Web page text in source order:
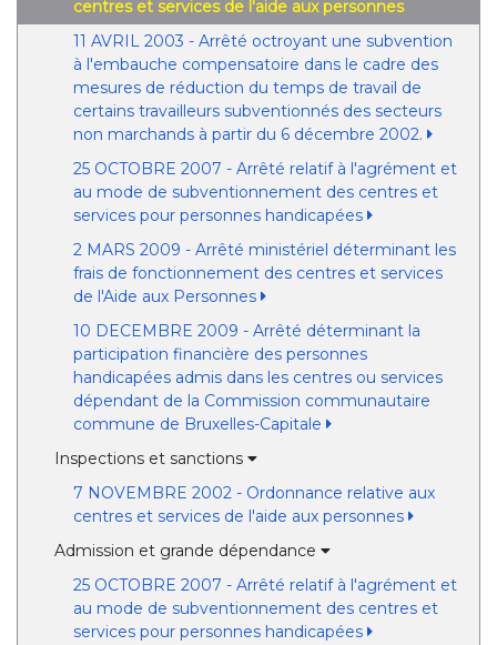
centres et services de l'aide aux personnes
11 AVRIL 2003 - Arrêté octroyant une subvention
à l'embauche compensatoire dans le cadre des
mesures de réduction du temps de travail de
certains travailleurs subventionnés des secteurs
non marchands à partir du 6 décembre 2002.
25 OCTOBRE 2007 - Arrêté relatif à l'agrément et
au mode de subventionnement des centres et
services pour personnes handicapées
2 MARS 2009 - Arrêté ministériel déterminant les
frais de fonctionnement des centres et services
de l'Aide aux Personnes
10 DECEMBRE 2009 - Arrêté déterminant la
participation financière des personnes
handicapées admis dans les centres ou services
dépendant de la Commission communautaire
commune de Bruxelles-Capitale
Inspections et sanctions
7 NOVEMBRE 2002 - Ordonnance relative aux
centres et services de l'aide aux personnes
Admission et grande dépendance
25 OCTOBRE 2007 - Arrêté relatif à l'agrément et
au mode de subventionnement des centres et
services pour personnes handicapées